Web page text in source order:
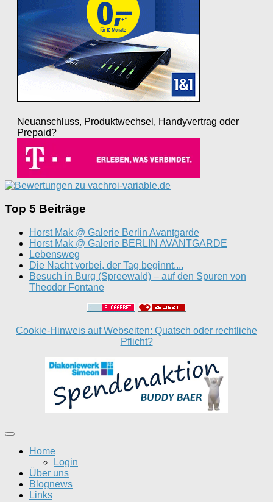
Neuanschluss, Produktwechsel, Handyvertrag oder
Prepaid?
Top 5 Beiträge
Horst Mak @ Galerie Berlin Avantgarde
Horst Mak @ Galerie BERLIN AVANTGARDE
Lebensweg
Die Nacht vorbei, der Tag beginnt....
Besuch in Burg (Spreewald) – auf den Spuren von
Theodor Fontane
Cookie-Hinweis auf Webseiten: Quatsch oder rechtliche
Pflicht?
Home
Login
Über uns
Blognews
Links